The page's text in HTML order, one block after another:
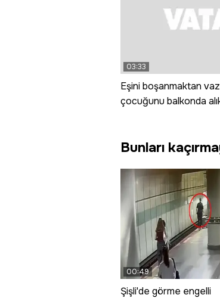
03:33
Eşini boşanmaktan
çocuğunu balkonda
Bunları
00:49
Şişli'de görme engelli